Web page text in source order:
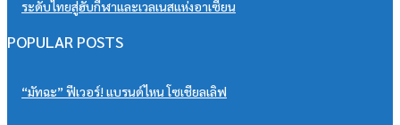
ระดับไทยสู่ฮับกีฬาและเวลเนสแห่งอาเซียน
POPULAR POSTS
“มัทฉะ” ฟีเวอร์! แบรนด์ไหน โซเชียลเลิฟ